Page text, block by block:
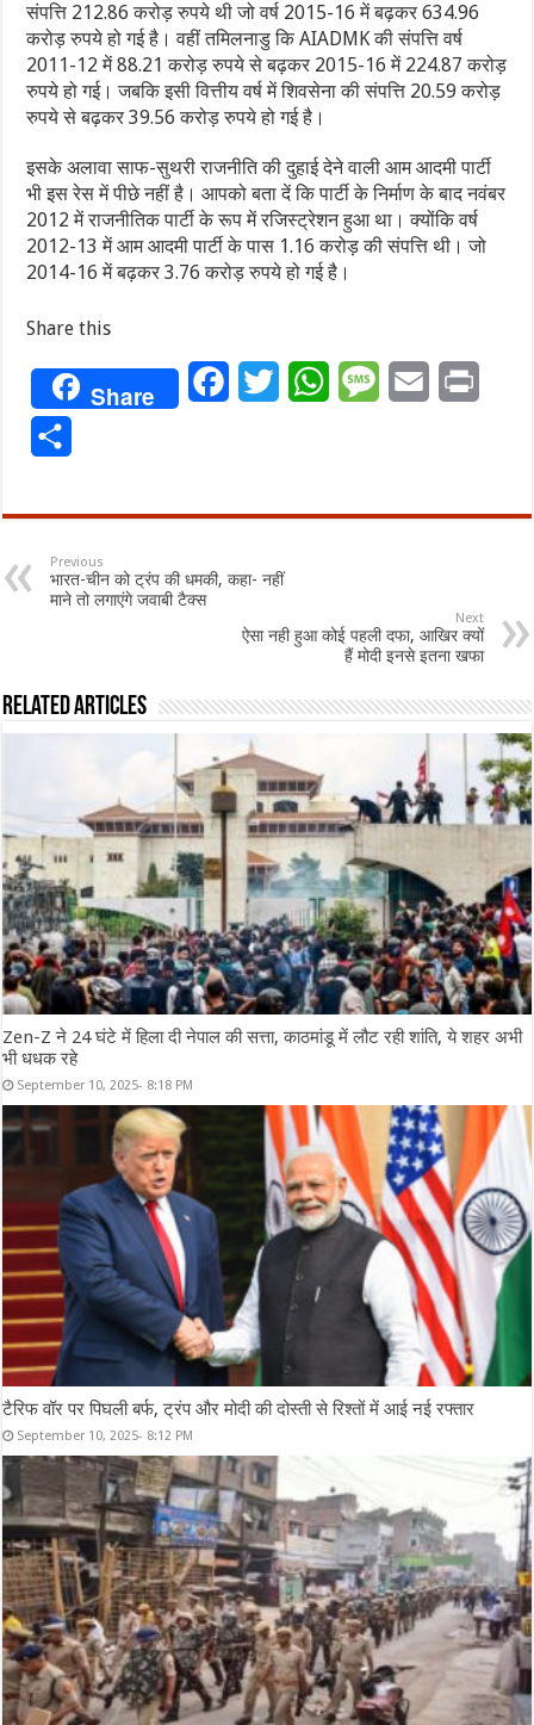
संपत्ति 212.86 करोड़ रुपये थी जो वर्ष 2015-16 में बढ़कर 634.96
करोड़ रुपये हो गई है। वहीं तमिलनाडु कि AIADMK की संपत्ति वर्ष
2011-12 में 88.21 करोड़ रुपये से बढ़कर 2015-16 में 224.87 करोड़
रुपये हो गई। जबकि इसी वित्तीय वर्ष में शिवसेना की संपत्ति 20.59 करोड़
रुपये से बढ़कर 39.56 करोड़ रुपये हो गई है।
इसके अलावा साफ-सुथरी राजनीति की दुहाई देने वाली आम आदमी पार्टी
भी इस रेस में पीछे नहीं है। आपको बता दें कि पार्टी के निर्माण के बाद नवंबर
2012 में राजनीतिक पार्टी के रूप में रजिस्ट्रेशन हुआ था। क्योंकि वर्ष
2012-13 में आम आदमी पार्टी के पास 1.16 करोड़ की संपत्ति थी। जो
2014-16 में बढ़कर 3.76 करोड़ रुपये हो गई है।
Share this
Share FacebookTwitterWhatsAppMessageEmail
Previous
भारत-चीन को ट्रंप की धमकी, कहा- नहीं
माने तो लगाएंगे जवाबी टैक्स
Next
ऐसा नही हुआ कोई पहली दफा, आखिर क्यों
हैं मोदी इनसे इतना खफा
Related Articles
Zen-Z ने 24 घंटे में हिला दी नेपाल की सत्ता, काठमांडू में लौट रही शांति, ये शहर अभी
भी धधक रहे
September 10, 2025- 8:18 PM
टैरिफ वॉर पर पिघली बर्फ, ट्रंप और मोदी की दोस्ती से रिश्तों में आई नई रफ्तार
September 10, 2025- 8:12 PM